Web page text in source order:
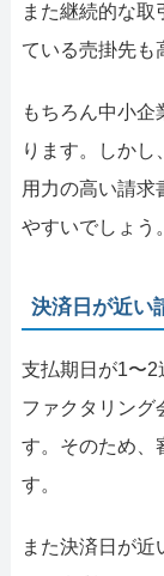
また継続的な
ている売掛先も
もちろん中小
ります。しか
用力の高い請求
やすいでしょう。
決済日が近い
支払期日が1〜2
ファクタリング
す。そのため、
す。
また決済日が